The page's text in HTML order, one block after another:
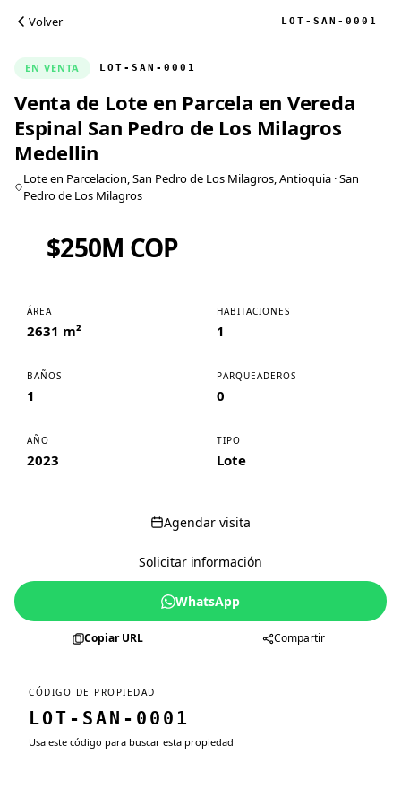
Volver LOT-SAN-0001
EN VENTA LOT-SAN-0001
Venta de Lote en Parcela en Vereda
Espinal San Pedro de Los Milagros
Medellin
Lote en Parcelacion, San Pedro de Los Milagros, Antioquia· San
Pedro de Los Milagros
$250M COP
ÁREA
2631 m²
HABITACIONES
1
BAÑOS
1
PARQUEADEROS
0
AÑO
2023
TIPO
Lote
Agendar visita
Solicitar información
WhatsApp
Copiar URL Compartir
CÓDIGO DE PROPIEDAD
LOT-SAN-0001
Usa este código para buscar esta propiedad